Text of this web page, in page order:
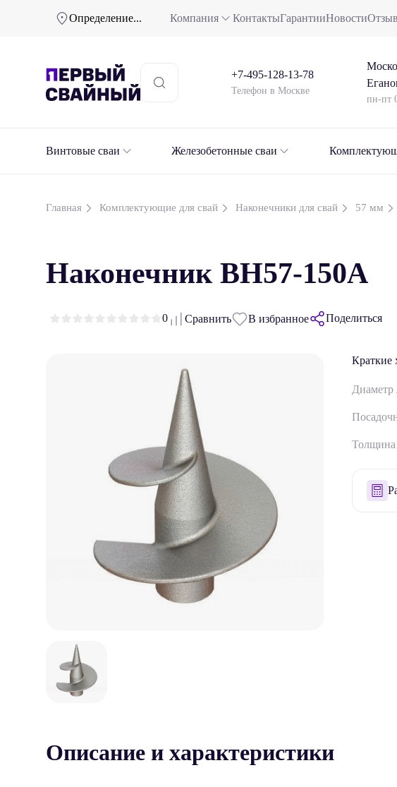
Определение... Компания КонтактыГарантииНовости
+7-495-128-13-78
Телефон в Москве
пн-пт
Винтовые сваи Железобетонные сваи
Главная Комплектующие для свай Наконечники для свай 57 мм
Наконечник ВН57-150А
0 Сравнить В избранное Поделиться
Краткие
Диаметр
Толщина
Описание и характеристики